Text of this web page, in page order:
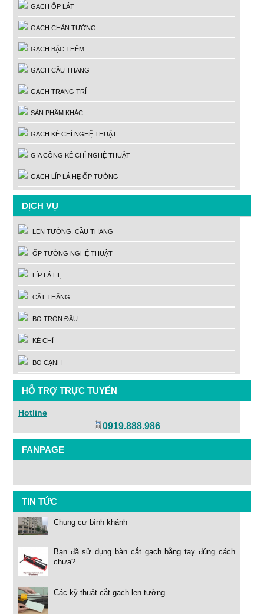
GẠCH ỐP LÁT
GẠCH CHÂN TƯỜNG
GẠCH BẬC THỀM
GẠCH CẦU THANG
GẠCH TRANG TRÍ
SẢN PHẨM KHÁC
GẠCH KẺ CHỈ NGHỆ THUẬT
GIA CÔNG KẺ CHỈ NGHỆ THUẬT
GẠCH LÍP LÁ HẸ ỐP TƯỜNG
DỊCH VỤ
LEN TƯỜNG, CẦU THANG
ỐP TƯỜNG NGHỆ THUẬT
LÍP LÁ HẸ
CẮT THẲNG
BO TRÒN ĐẦU
KẺ CHỈ
BO CẠNH
HỖ TRỢ TRỰC TUYẾN
Hotline
0919.888.986
FANPAGE
TIN TỨC
Chung cư bình khánh
Bạn đã sử dụng bàn cắt gạch bằng tay đúng cách
chưa?
Các kỹ thuật cắt gạch len tường